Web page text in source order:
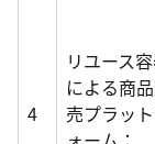
4
リユース
による商
売プラッ